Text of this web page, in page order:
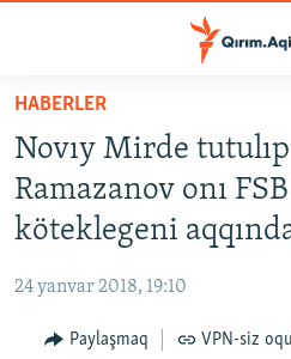
Esas
qaytmaq
Baş
navigatsiyağa
qaytmaq
Qıdıruvğa
qaytmaq
SİYASET
İQTİSADİYAT
MEDENİYET
İNSAN AQLARI
HABERLER
Novıy Mirde
Ramazanov onı
köteklegeni
24 yanvar 2018, 19:10
Paylaşmaq VPN-siz